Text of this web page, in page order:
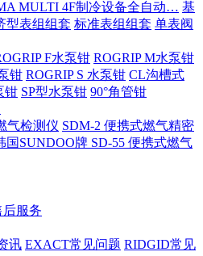
MULTI 4F制冷设备全自动… 基
型表组组套 标准表组组套 单表阀
F水泵钳 ROGRIP M水泵钳
钳 ROGRIP S 水泵钳 CL沟槽式
钳 SP型水泵钳 90°角管钳
气检测仪 SDM-2 便携式燃气精密
国SUNDOO牌 SD-55 便携式燃气
后服务
讯 EXACT常见问题 RIDGID常见